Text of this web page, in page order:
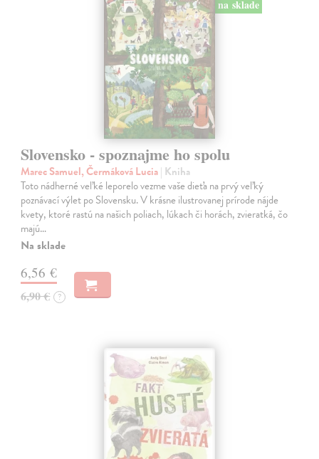
na sklade
Slovensko - spoznajme ho spolu
Marec Samuel, Čermáková Lucia| Kniha
Toto nádherné veľké leporelo vezme vaše dieťa na prvý veľký
poznávací výlet po Slovensku. V krásne ilustrovanej prírode nájde
kvety, ktoré rastú na našich poliach, lúkach či horách, zvieratká, čo
majú…
Na sklade
6,56 €
6,90 € ?